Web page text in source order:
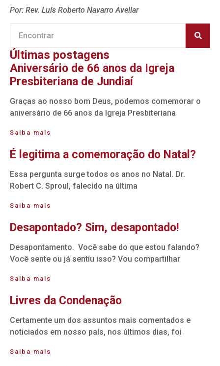
Por: Rev. Luís Roberto Navarro Avellar
Últimas postagens
Aniversário de 66 anos da Igreja
Presbiteriana de Jundiaí
Graças ao nosso bom Deus, podemos comemorar o
aniversário de 66 anos da Igreja Presbiteriana
Saiba mais
É legitima a comemoração do Natal?
Essa pergunta surge todos os anos no Natal. Dr.
Robert C. Sproul, falecido na última
Saiba mais
Desapontado? Sim, desapontado!
Desapontamento. Você sabe do que estou falando?
Você sente ou já sentiu isso? Vou compartilhar
Saiba mais
Livres da Condenação
Certamente um dos assuntos mais comentados e
noticiados em nosso país, nos últimos dias, foi
Saiba mais